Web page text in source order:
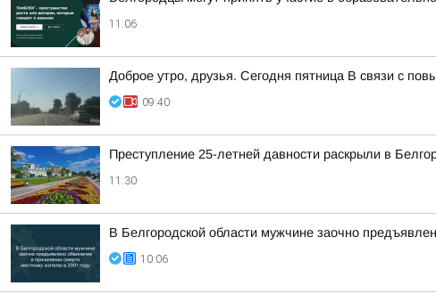
11:06
Доброе утро, друзья. Сегодня пятница В связи с
09:40
Преступление 25-летней давности раскрыли в
11:30
В Белгородской области мужчине заочно
10:06